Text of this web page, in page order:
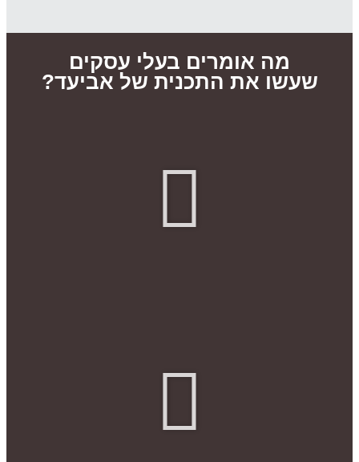
מה אומרים בעלי עסקים
שעשו את התכנית של אביעד?